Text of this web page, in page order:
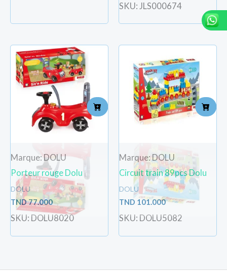
SKU: JLS000674
Marque: DOLU
Porteur rouge Dolu
DOLU
TND77.000
SKU: DOLU8020
Marque: DOLU
Circuit train 89pcs Dolu
DOLU
TND 101.000
SKU: DOLU5082